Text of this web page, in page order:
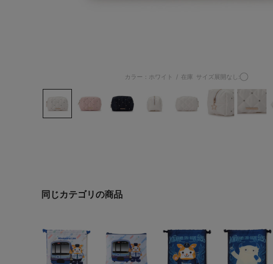
カラー：ホワイト / 在庫 サイズ展開なし:◯
同じカテゴリの商品